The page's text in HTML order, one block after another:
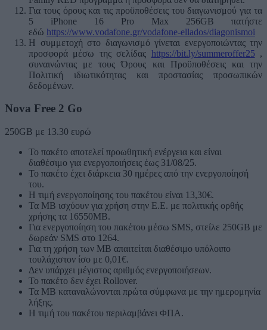
Για τους όρους και τις προϋποθέσεις του διαγωνισμού για τα
5 iPhone 16 Pro Max 256GB πατήστε
εδώ https://www.vodafone.gr/vodafone-ellados/diagonismoi
Η συμμετοχή στο διαγωνισμό γίνεται ενεργοποιώντας την
προσφορά μέσω της σελίδας https://bit.ly/summeroffer25 ,
συναινώντας με τους Όρους και Προϋποθέσεις και την
Πολιτική ιδιωτικότητας και προστασίας προσωπικών
δεδομένων.
Nova Free 2 Go
250GB με 13.30 ευρώ
Το πακέτο αποτελεί προωθητική ενέργεια και είναι
διαθέσιμο για ενεργοποιήσεις έως 31/08/25.
Το πακέτο έχει διάρκεια 30 ημέρες από την ενεργοποίησή
του.
Η τιμή ενεργοποίησης του πακέτου είναι 13,30€.
Τα MB ισχύουν για χρήση στην Ε.Ε. με πολιτικής ορθής
χρήσης τα 16550MB.
Για ενεργοποίηση του πακέτου μέσω SMS, στείλε 250GB με
δωρεάν SMS στο 1264.
Για τη χρήση των MB απαιτείται διαθέσιμο υπόλοιπο
τουλάχιστον ίσο με 0,01€.
Δεν υπάρχει μέγιστος αριθμός ενεργοποιήσεων.
Το πακέτο δεν έχει Rollover.
Τα MB καταναλώνονται πρώτα σύμφωνα με την ημερομηνία
λήξης.
Η τιμή του πακέτου περιλαμβάνει ΦΠΑ.